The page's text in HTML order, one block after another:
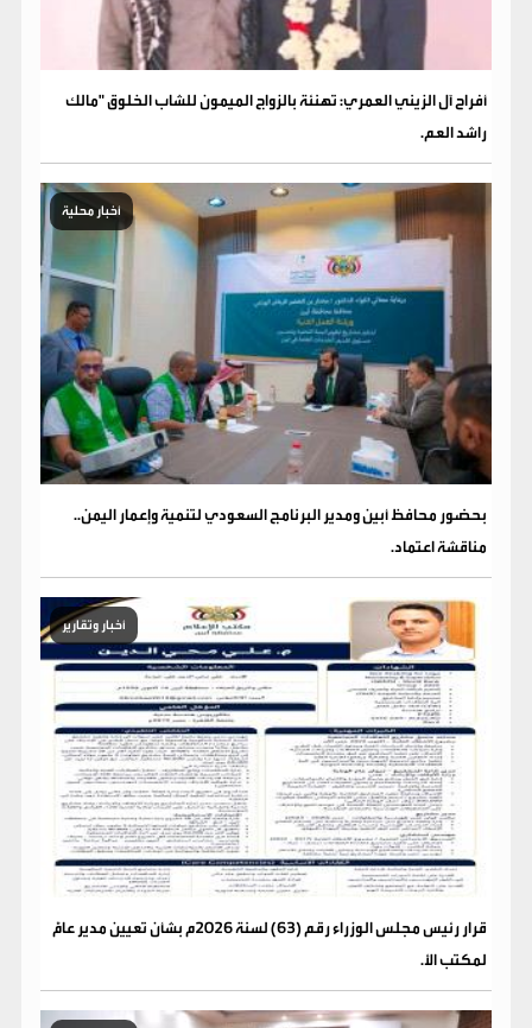
​أفراح آل الزيني العمري: تهنئة بالزواج الميمون للشاب الخلوق "مالك
راشد العم.
أخبار محلية
بحضور محافظ أبين ومدير البرنامج السعودي لتنمية وإعمار اليمن..
مناقشة اعتماد.
أخبار وتقارير
قرار رئيس مجلس الوزراء رقم (63) لسنة 2026م بشأن تعيين مدير عامًّ
لمكتب الأ.